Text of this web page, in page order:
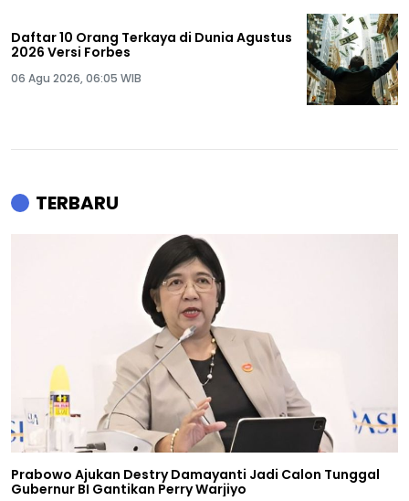
Daftar 10 Orang Terkaya di Dunia Agustus
2026 Versi Forbes
06 Agu 2026, 06:05 WIB
TERBARU
Prabowo Ajukan Destry Damayanti Jadi Calon Tunggal
Gubernur BI Gantikan Perry Warjiyo